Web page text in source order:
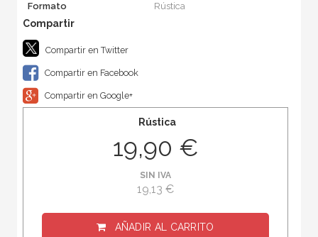
Formato Rústica
Compartir en Twitter
Compartir en Facebook
Compartir en Google+
Rústica
19,90 €
SIN IVA
19,13 €
AÑADIR AL CARRITO